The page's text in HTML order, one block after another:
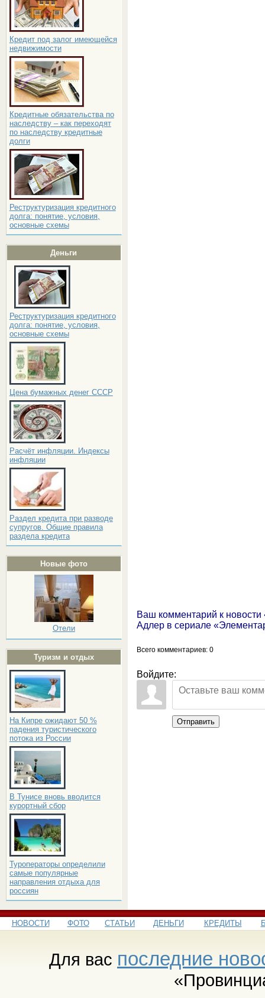
Кредит под залог имеющейся
недвижимости
Кредитные обязательства по
наследству – как переходят
по наследству кредитные
долги
Реструктуризация кредитного
долга: понятие, условия,
основные схемы
Деньги
Реструктуризация кредитного
долга: понятие, условия,
основные схемы
Цена бумажных денег СССР
Расчёт инфляции. Индексы
инфляции
Раздел кредита при разводе
супругов. Общие правила
раздела кредита
Новые фото
Отели
Туризм и отдых
На Кипре ожидают 50 %
падения туристического
потока из России
В Тунисе вновь вводится
курортный сбор
Туроператоры определили
самые популярные
направления отдыха для
россиян
Ваш комментарий к
Адлер в сериале
Всего комментариев: 0
Войдите:
Отправить
НОВОСТИ ФОТО СТАТЬИ ДЕНЬГИ КРЕДИТЫ
Для вас последние